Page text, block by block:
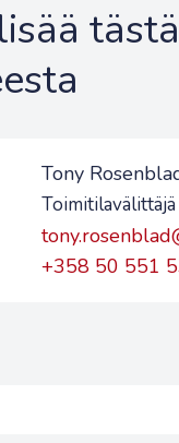
tästä
Tony
Toimitilavälittäjä
+358 50 551